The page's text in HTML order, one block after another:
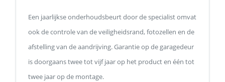
Een jaarlijkse onderhoudsbeurt door de specialist omvat
ook de controle van de veiligheidsrand, fotozellen en de
afstelling van de aandrijving. Garantie op de garagedeur
is doorgaans twee tot vijf jaar op het product en één tot
twee jaar op de montage.